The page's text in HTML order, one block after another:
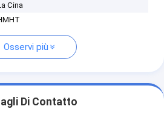
Cina
Osservi più
Di Contatto